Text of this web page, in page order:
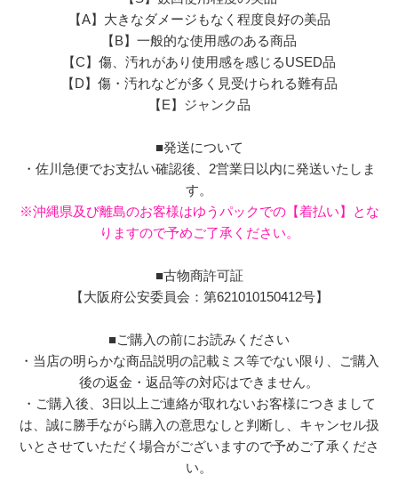
【A】大きなダメージもなく程度良好の美品
【B】一般的な使用感のある商品
【C】傷、汚れがあり使用感を感じるUSED品
【D】傷・汚れなどが多く見受けられる難有品
【E】ジャンク品
■発送について
・佐川急便でお支払い確認後、2営業日以内に発送いたしま
す。
※沖縄県及び離島のお客様はゆうパックでの【着払い】とな
りますので予めご了承ください。
■古物商許可証
【大阪府公安委員会：第621010150412号】
■ご購入の前にお読みください
・当店の明らかな商品説明の記載ミス等でない限り、ご購入
後の返金・返品等の対応はできません。
・ご購入後、3日以上ご連絡が取れないお客様につきまして
は、誠に勝手ながら購入の意思なしと判断し、キャンセル扱
いとさせていただく場合がございますので予めご了承くださ
い。